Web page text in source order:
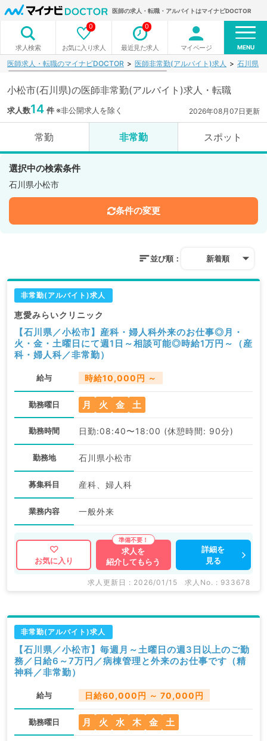
医師の求人・転職・アルバイトはマイナビDOCTOR
求人検索 お気に入り求人
0
最近見た求人
0
マイページ MENU
医師求人・転職のマイナビDOCTOR 医師非常勤(アルバイト)求人 石川県
小松市(石川県)の医師非常勤(アルバイト)求人・転職
求人数14 件※非公開求人を除く 2026年08月07日更新
常勤 非常勤 スポット
選択中の検索条件
石川県小松市
条件の変更
並び順： 新着順
非常勤(アルバイト)求人
恵愛みらいクリニック
【石川県／小松市】産科・婦人科外来のお仕事◎月・
火・金・土曜日にて週1日～相談可能◎時給1万円～（産
科・婦人科／非常勤）
給与 時給10,000円 ～
勤務曜日 月 火 金 土
勤務時間 日勤:08:40〜18:00 (休憩時間: 90分)
勤務地 石川県小松市
募集科目 産科、婦人科
業務内容 一般外来
お気に入り
求人を
紹介してもらう
詳細を
見る
求人更新日 : 2026/01/15 求人No. : 933678
非常勤(アルバイト)求人
【石川県／小松市】毎週月～土曜日の週3日以上のご勤
務／日給6～7万円／病棟管理と外来のお仕事です（精
神科／非常勤）
給与 日給60,000円 ～ 70,000円
勤務曜日 月 火 水 木 金 土